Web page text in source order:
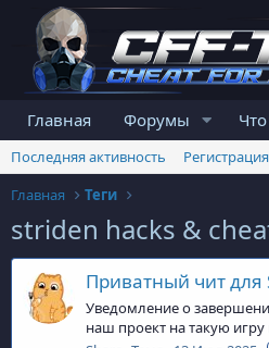
Главная Форумы
Последняя активность
Регистрация
Главная
Теги
striden hacks &
Приватный чит для
Уведомление о
наш проект на такую